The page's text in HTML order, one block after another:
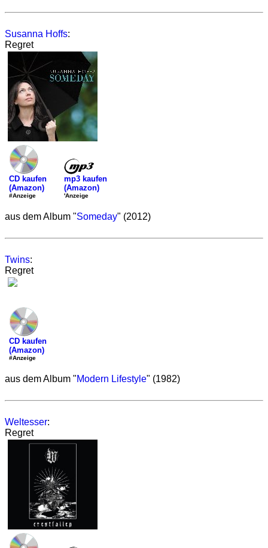
Susanna Hoffs:
Regret
CD kaufen
(Amazon)
#Anzeige
mp3 kaufen
(Amazon)
'Anzeige
aus dem Album "Someday" (2012)
Twins:
Regret
CD kaufen
(Amazon)
#Anzeige
aus dem Album "Modern Lifestyle" (1982)
Weltesser:
Regret